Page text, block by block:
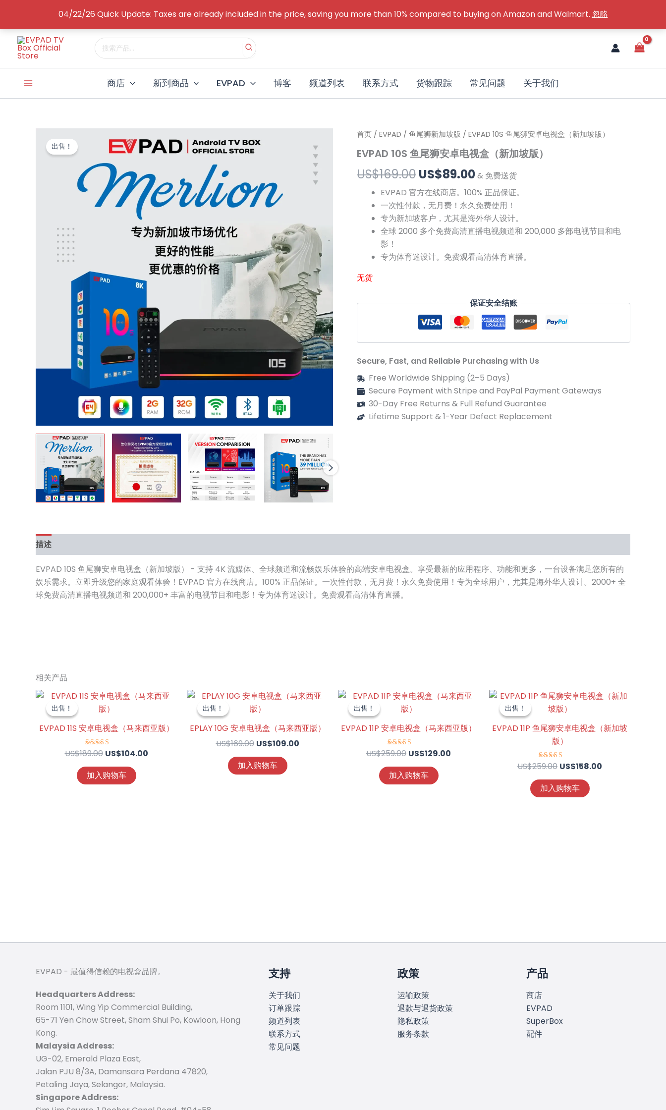
04/22/26 Quick Update: Taxes are already included in the price, saving you more than 10% compared to buying on Amazon and Walmart. 忽略
内
搜
索
商店 新到商品 EVPAD 博客 频道列表 联系方式 货物跟踪 常见问题 关于我们
出售！
首页 / EVPAD / 鱼尾狮新加坡版 / EVPAD 10S 鱼尾狮安卓电视盒（新加坡版）
EVPAD 10S 鱼尾狮安卓电视盒（新加坡版）
US$169.00
原
价
为：
US$169.00。
US$89.00
当
前
价
格
为：
US$89.00。
& 免费送货
EVPAD 官方在线商店。100% 正品保证。
一次性付款，无月费！永久免费使用！
专为新加坡客户，尤其是海外华人设计。
全球 2000 多个免费高清直播电视频道和 200,000 多部电视节目和电
影！
专为体育迷设计。免费观看高清体育直播。
无货
保证安全结账
Secure, Fast, and Reliable Purchasing with Us
Free Worldwide Shipping (2–5 Days)
Secure Payment with Stripe and PayPal Payment Gateways
30-Day Free Returns & Full Refund Guarantee
Lifetime Support & 1-Year Defect Replacement
描述
EVPAD 10S 鱼尾狮安卓电视盒（新加坡版） - 支持 4K 流媒体、全球频道和流畅娱乐体验的高端安卓电视盒。享受最新的应用程序、功能和更多，一台设备满足您所有的
娱乐需求。立即升级您的家庭观看体验！EVPAD 官方在线商店。100% 正品保证。一次性付款，无月费！永久免费使用！专为全球用户，尤其是海外华人设计。2000+ 全
球免费高清直播电视频道和 200,000+ 丰富的电视节目和电影！专为体育迷设计。免费观看高清体育直播。
相关产品
出售！
出售！
EVPAD 11S 安卓电视盒（马来西亚版）
评分
5.00
&sol; 5
US$189.00
原
价
为：
US$189.00。
US$104.00
当
格
为：
加入购物车
出售！
出售！
EPLAY 10G 安卓电视盒（马来西亚版）
US$169.00
原
价
为：
US$169.00。
US$109.00
当
格
为：
US$109.00。
加入购物车
出售！
出售！
EVPAD 11P 安卓电视盒（马来西亚版）
评分
4.88
&sol; 5
US$259.00
原
价
为：
US$259.00。
US$129.00
当
格
为：
加入购物车
出售！
出售！
EVPAD 11P 鱼尾狮安卓电视盒（新加坡
版）
评分
4.39
&sol; 5
US$259.00
原
价
为：
US$259.00。
US$158.00
当
格
为：
加入购物车
EVPAD - 最值得信赖的电视盒品牌。
Headquarters Address:
Room 1101, Wing Yip Commercial Building,
65-71 Yen Chow Street, Sham Shui Po, Kowloon, Hong
Kong.
Malaysia Address:
UG-02, Emerald Plaza East,
Jalan PJU 8/3A, Damansara Perdana 47820,
Petaling Jaya, Selangor, Malaysia.
Singapore Address:
支持
关于我们
订单跟踪
频道列表
联系方式
常见问题
政策
运输政策
退款与退货政策
隐私政策
服务条款
产品
商店
EVPAD
SuperBox
配件